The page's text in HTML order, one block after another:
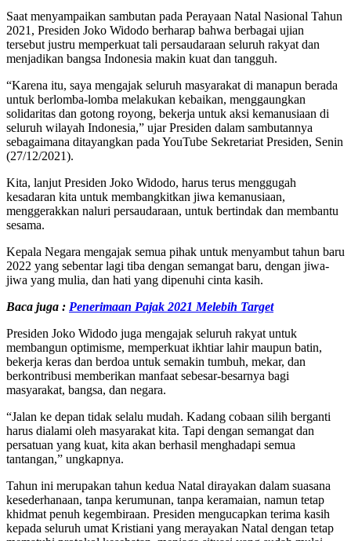
Saat menyampaikan sambutan pada Perayaan Natal Nasional Tahun
2021, Presiden Joko Widodo berharap bahwa berbagai ujian
tersebut justru memperkuat tali persaudaraan seluruh rakyat dan
menjadikan bangsa Indonesia makin kuat dan tangguh.
“Karena itu, saya mengajak seluruh masyarakat di manapun berada
untuk berlomba-lomba melakukan kebaikan, menggaungkan
solidaritas dan gotong royong, bekerja untuk aksi kemanusiaan di
seluruh wilayah Indonesia,” ujar Presiden dalam sambutannya
sebagaimana ditayangkan pada YouTube Sekretariat Presiden, Senin
(27/12/2021).
Kita, lanjut Presiden Joko Widodo, harus terus menggugah
kesadaran kita untuk membangkitkan jiwa kemanusiaan,
menggerakkan naluri persaudaraan, untuk bertindak dan membantu
sesama.
Kepala Negara mengajak semua pihak untuk menyambut tahun baru
2022 yang sebentar lagi tiba dengan semangat baru, dengan jiwa-
jiwa yang mulia, dan hati yang dipenuhi cinta kasih.
Baca juga : Penerimaan Pajak 2021 Melebih Target
Presiden Joko Widodo juga mengajak seluruh rakyat untuk
membangun optimisme, memperkuat ikhtiar lahir maupun batin,
bekerja keras dan berdoa untuk semakin tumbuh, mekar, dan
berkontribusi memberikan manfaat sebesar-besarnya bagi
masyarakat, bangsa, dan negara.
“Jalan ke depan tidak selalu mudah. Kadang cobaan silih berganti
harus dialami oleh masyarakat kita. Tapi dengan semangat dan
persatuan yang kuat, kita akan berhasil menghadapi semua
tantangan,” ungkapnya.
Tahun ini merupakan tahun kedua Natal dirayakan dalam suasana
kesederhanaan, tanpa kerumunan, tanpa keramaian, namun tetap
khidmat penuh kegembiraan. Presiden mengucapkan terima kasih
kepada seluruh umat Kristiani yang merayakan Natal dengan tetap